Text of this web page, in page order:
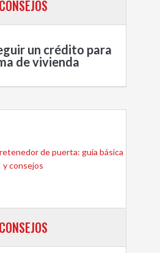
CONSEJOS
un crédito para
de vivienda
CONSEJOS